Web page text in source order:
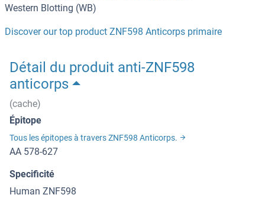
Western Blotting (WB)
Discover our top product ZNF598 Anticorps primaire
Détail du produit anti-ZNF598
anticorps
(cache)
Épitope
Tous les épitopes à travers ZNF598 Anticorps.
AA 578-627
Specificité
Human ZNF598